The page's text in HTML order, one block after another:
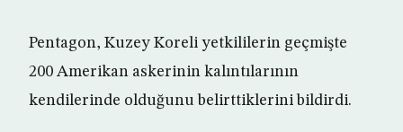
Pentagon, Kuzey Koreli yetkililerin geçmişte
200 Amerikan askerinin kalıntılarının
kendilerinde olduğunu belirttiklerini bildirdi.